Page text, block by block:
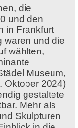
die
und den
in Frankfurt
waren und die
wählten,
Museum,
Oktober 2024)
gestaltete
Mehr als
Skulpturen